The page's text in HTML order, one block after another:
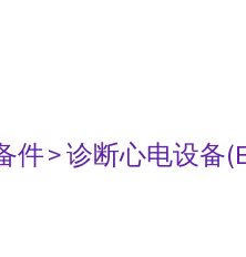
件> 诊断心电设备